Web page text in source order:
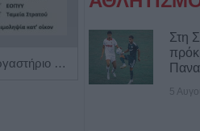
Ιδιωτικό Διαγνωστικό Εργαστήριο "Βιοmedicine"
Στη
5